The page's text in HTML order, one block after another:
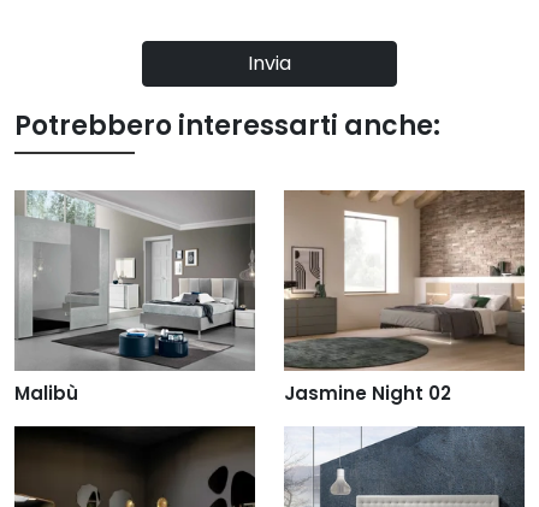
Invia
Potrebbero interessarti anche:
Malibù Jasmine Night 02